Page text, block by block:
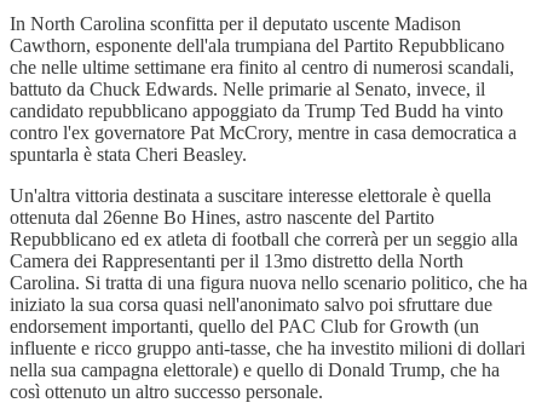
In North Carolina sconfitta per il deputato uscente Madison
Cawthorn, esponente dell'ala trumpiana del Partito Repubblicano
che nelle ultime settimane era finito al centro di numerosi scandali,
battuto da Chuck Edwards. Nelle primarie al Senato, invece, il
candidato repubblicano appoggiato da Trump Ted Budd ha vinto
contro l'ex governatore Pat McCrory, mentre in casa democratica a
spuntarla è stata Cheri Beasley.
Un'altra vittoria destinata a suscitare interesse elettorale è quella
ottenuta dal 26enne Bo Hines, astro nascente del Partito
Repubblicano ed ex atleta di football che correrà per un seggio alla
Camera dei Rappresentanti per il 13mo distretto della North
Carolina. Si tratta di una figura nuova nello scenario politico, che ha
iniziato la sua corsa quasi nell'anonimato salvo poi sfruttare due
endorsement importanti, quello del PAC Club for Growth (un
influente e ricco gruppo anti-tasse, che ha investito milioni di dollari
nella sua campagna elettorale) e quello di Donald Trump, che ha
così ottenuto un altro successo personale.